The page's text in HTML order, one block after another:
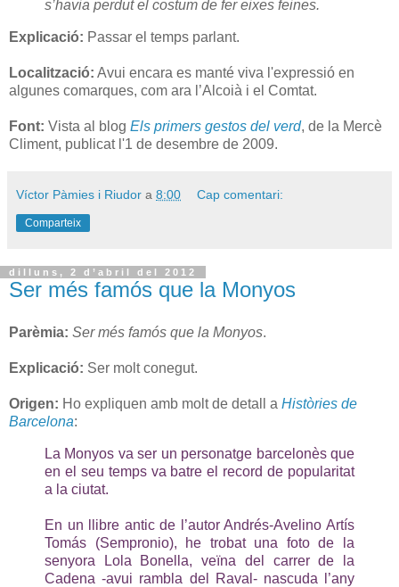
s’havia perdut el costum de fer eixes feines.
Explicació: Passar el temps parlant.
Localització: Avui encara es manté viva l'expressió en
algunes comarques, com ara l’Alcoià i el Comtat.
Font: Vista al blog Els primers gestos del verd, de la Mercè
Climent, publicat l'1 de desembre de 2009.
Víctor Pàmies i Riudor a 8:00 Cap comentari:
Comparteix
dilluns, 2 d’abril del 2012
Ser més famós que la Monyos
Parèmia: Ser més famós que la Monyos.
Explicació: Ser molt conegut.
Origen: Ho expliquen amb molt de detall a Històries de
Barcelona:
La Monyos va ser un personatge barcelonès que
en el seu temps va batre el record de popularitat
a la ciutat.
En un llibre antic de l’autor Andrés-Avelino Artís
Tomás (Sempronio), he trobat una foto de la
senyora Lola Bonella, veïna del carrer de la
Cadena -avui rambla del Raval- nascuda l’any